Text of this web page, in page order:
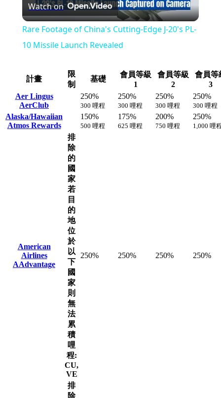
Video
Watch on
Rare Footage of China's Cutting-Edge J-20's PL-
10 Missile Launch Revealed
計畫
限
制
基礎
會員等級
1
會員等級
2
會員等
3
Aer Lingus
AerClub
250%
300 哩程
250%
300 哩程
250%
300 哩程
250%
300 哩程
Alaska/Hawaiian
Atmos Rewards
150%
500 哩程
175%
625 哩程
200%
750 哩程
250%
1,000 哩
American
Airlines
AAdvantage
排
除
的
國
家
若
目
的
地
位
於
以
下
國
家
則
無
法
累
積
哩
程:
CU,
VE
250% 250% 250% 250%
排
除